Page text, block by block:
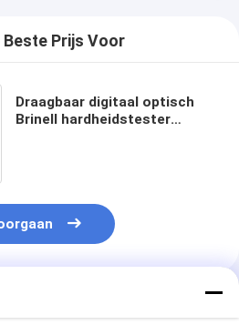
Beste Prijs Voor
Draagbaar digitaal optisch
Brinell hardheidstester